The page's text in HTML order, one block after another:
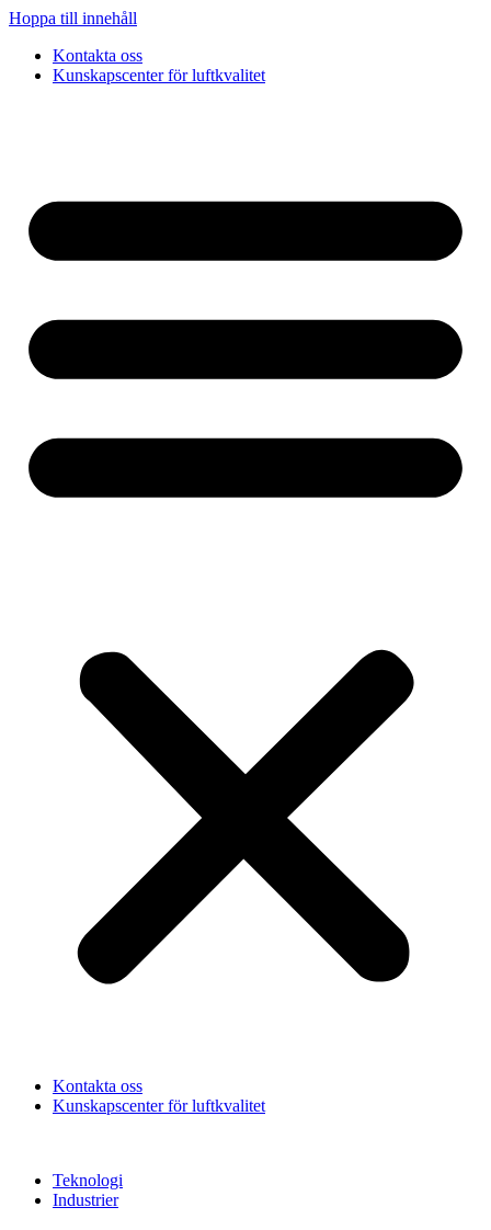
Hoppa till innehåll
Kontakta oss
Kunskapscenter för luftkvalitet
Kontakta oss
Kunskapscenter för luftkvalitet
Teknologi
Industrier